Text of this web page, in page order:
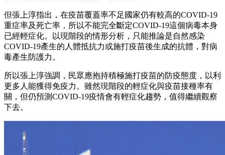
但張上淳指出，在疫苗覆蓋率不足國家仍有較高的COVID-19
重症率及死亡率，所以不能完全斷定COVID-19這個病毒本身
已經輕症化。以現階段的情形分析，只能推論是自然感染
COVID-19產生的人體抵抗力或施打疫苗後生成的抗體，對病
毒產生防護力。
所以張上淳強調，民眾應抱持積極施打疫苗的防疫態度，以利
更多人能獲得免疫力。雖然現階段的輕症化與疫苗接種率有
關，但仍預測COVID-19疫情會有輕症化趨勢，值得繼續觀察
下去。